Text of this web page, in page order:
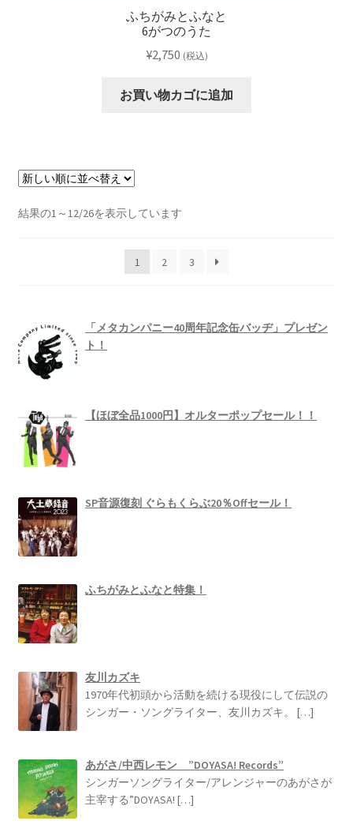
ふちがみとふなと
6がつのうた
¥2,750 (税込)
お買い物カゴに追加
結果の1～12/26を表示しています新
順
1 2 3
「メタカンパニー40周年記念缶バッヂ」プレゼン
ト！
【ほぼ全品1000円】オルターポップセール！！
SP音源復刻 ぐらもくらぶ20％Offセール！
ふちがみとふなと特集！
友川カズキ
1970年代初頭から活動を続ける現役にして伝説の
シンガー・ソングライター、友川カズキ。[…]
あがさ/中西レモン ”DOYASA! Records”
シンガーソングライター/アレンジャーのあがさが
主宰する”DOYASA![…]